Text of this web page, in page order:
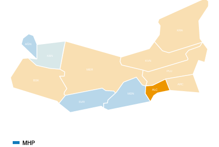
AĞN
BSK
MER
KRA
MDN
PLU
SVR
ARC
KVN
ALC
MHP